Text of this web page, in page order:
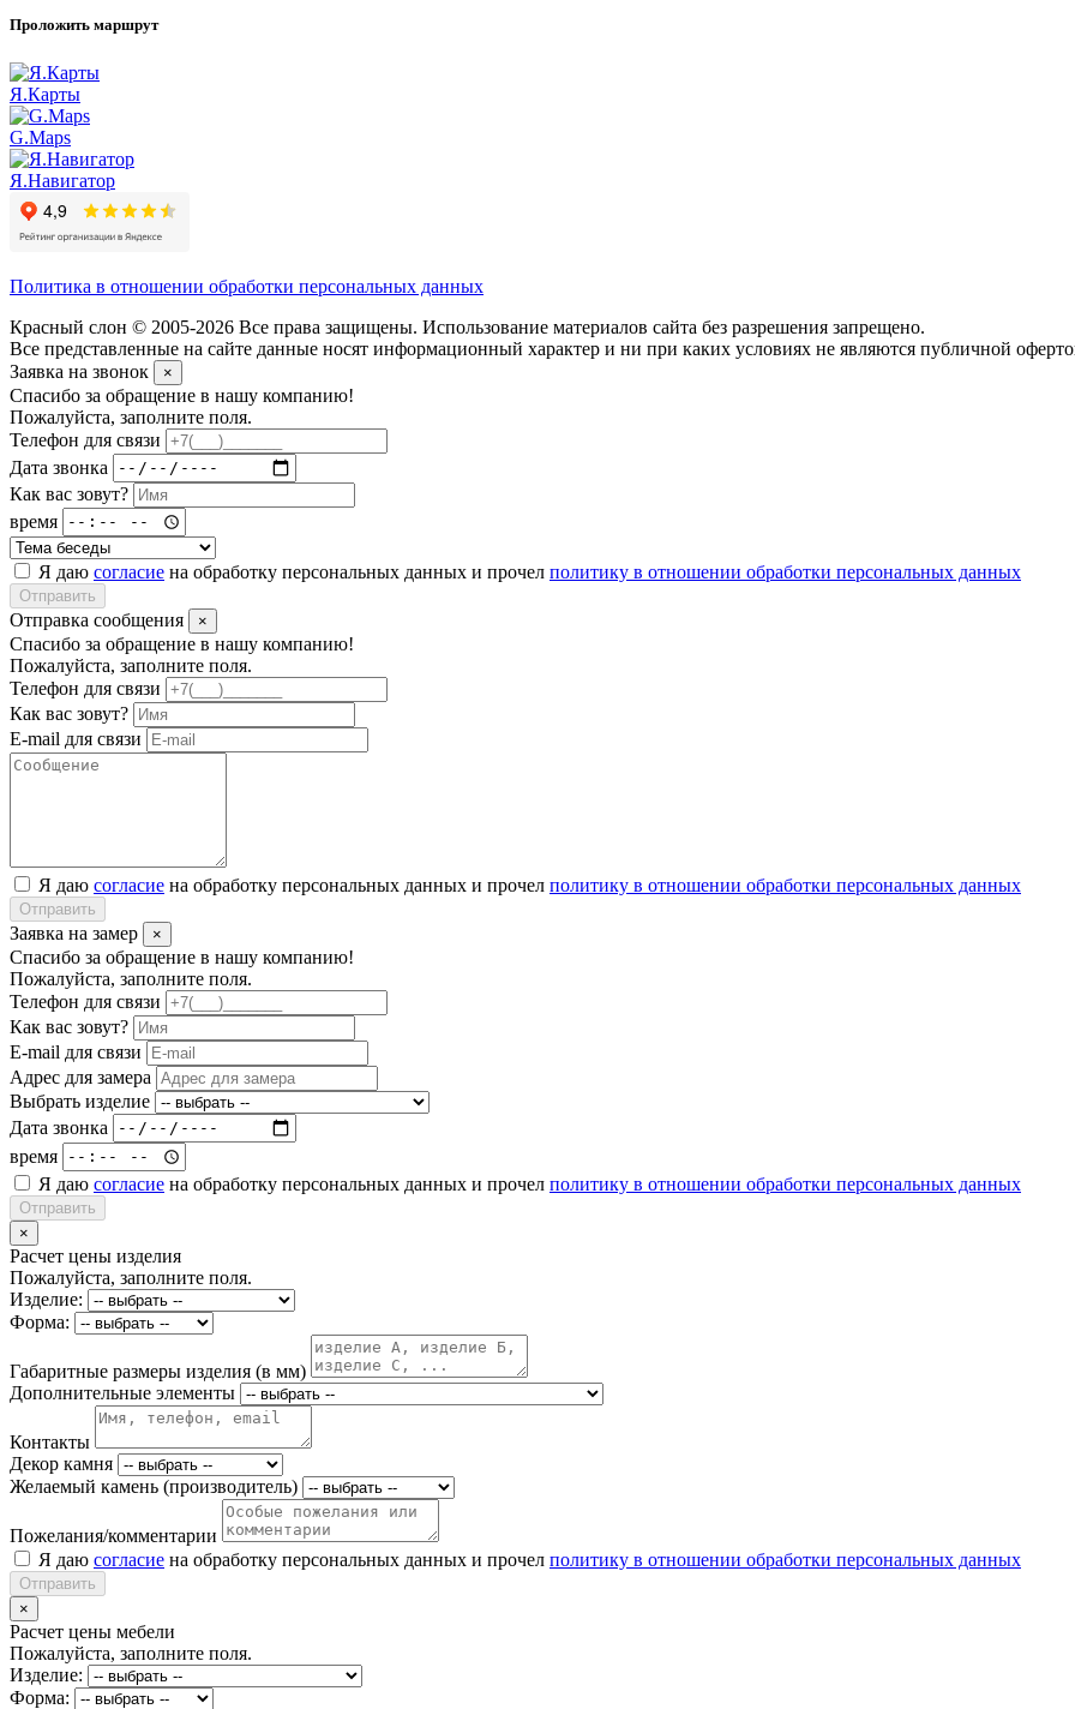
Проложить маршрут
Я.Карты
G.Maps
Я.Навигатор
Политика в отношении обработки персональных данных
Красный слон © 2005-2026 Все права защищены. Использование материалов сайта без разрешения запрещено.
Все представленные на сайте данные носят информационный характер и ни при каких условиях не являются публичной
Заявка на звонок
×
Спасибо за обращение в нашу компанию!
Пожалуйста, заполните поля.
Телефон для связи
Дата звонка
Как вас зовут?
время
Я даю согласие на обработку персональных данных и прочел политику в отношении обработки персональных данных
Отправить
Отправка сообщения ×
Спасибо за обращение в нашу компанию!
Пожалуйста, заполните поля.
Телефон для связи
Как вас зовут?
E-mail для связи
Я даю согласие на обработку персональных данных и прочел политику в отношении обработки персональных данных
Отправить
Заявка на замер ×
Спасибо за обращение в нашу компанию!
Пожалуйста, заполните поля.
Телефон для связи
Как вас зовут?
E-mail для связи
Адрес для замера
Выбрать изделие
Дата звонка
время
Я даю согласие на обработку персональных данных и прочел политику в отношении обработки персональных данных
Отправить
×
Расчет цены изделия
Пожалуйста, заполните поля.
Изделие:
Форма:
Габаритные размеры изделия (в мм)
Дополнительные элементы
Контакты
Декор камня
Желаемый камень (производитель)
Пожелания/комментарии
Я даю согласие на обработку персональных данных и прочел политику в отношении обработки персональных данных
Отправить
×
Расчет цены мебели
Пожалуйста, заполните поля.
Изделие:
Форма: